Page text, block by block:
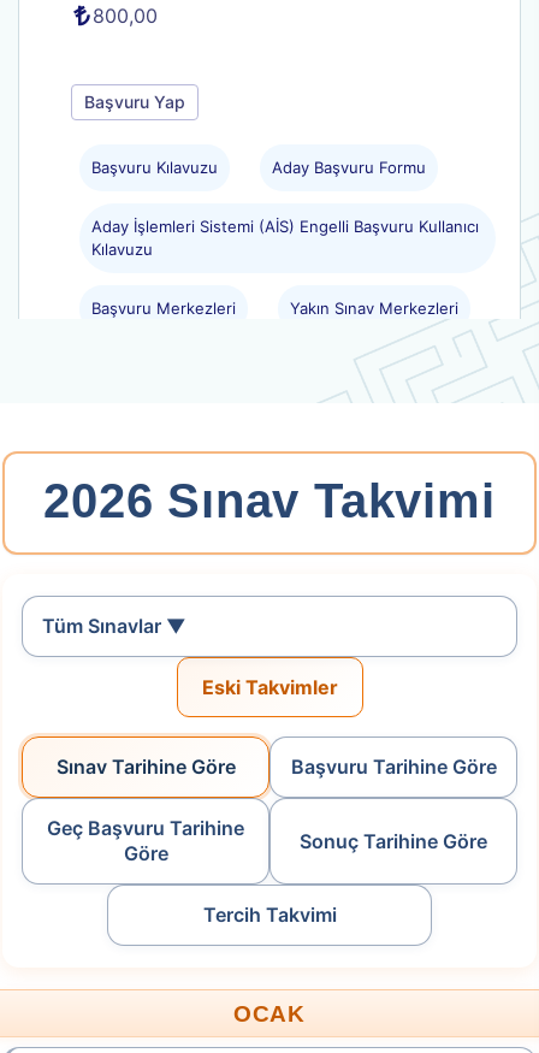
800,00
Başvuru Yap
Başvuru Kılavuzu Aday Başvuru Formu
Aday İşlemleri Sistemi (AİS) Engelli Başvuru Kullanıcı
Kılavuzu
Başvuru Merkezleri Yakın Sınav Merkezleri
.2026-YKS: Yerleştirme
Yükseköğretim Kurumları Sınavı
Tercih Tarihleri: 29.07.2026 11:45 -
10.08.2026 23:59
Tercih Yap
2026-Yükseköğretim Programları ve Kontenjanları
Tablo-3 Tablo-4
. 2026-HMGS/2
Başvuru Tarihi: 11.08.2026 - 19.08.2026
2026 Sınav Takvimi
Tüm Sınavlar ▼
Eski Takvimler
Sınav Tarihine Göre Başvuru Tarihine Göre
Geç Başvuru Tarihine
Göre
Sonuç Tarihine Göre
Tercih Takvimi
OCAK